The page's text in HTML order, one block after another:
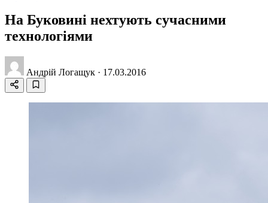
На Буковині нехтують сучасними
технологіями
Андрій Логащук · 17.03.2016